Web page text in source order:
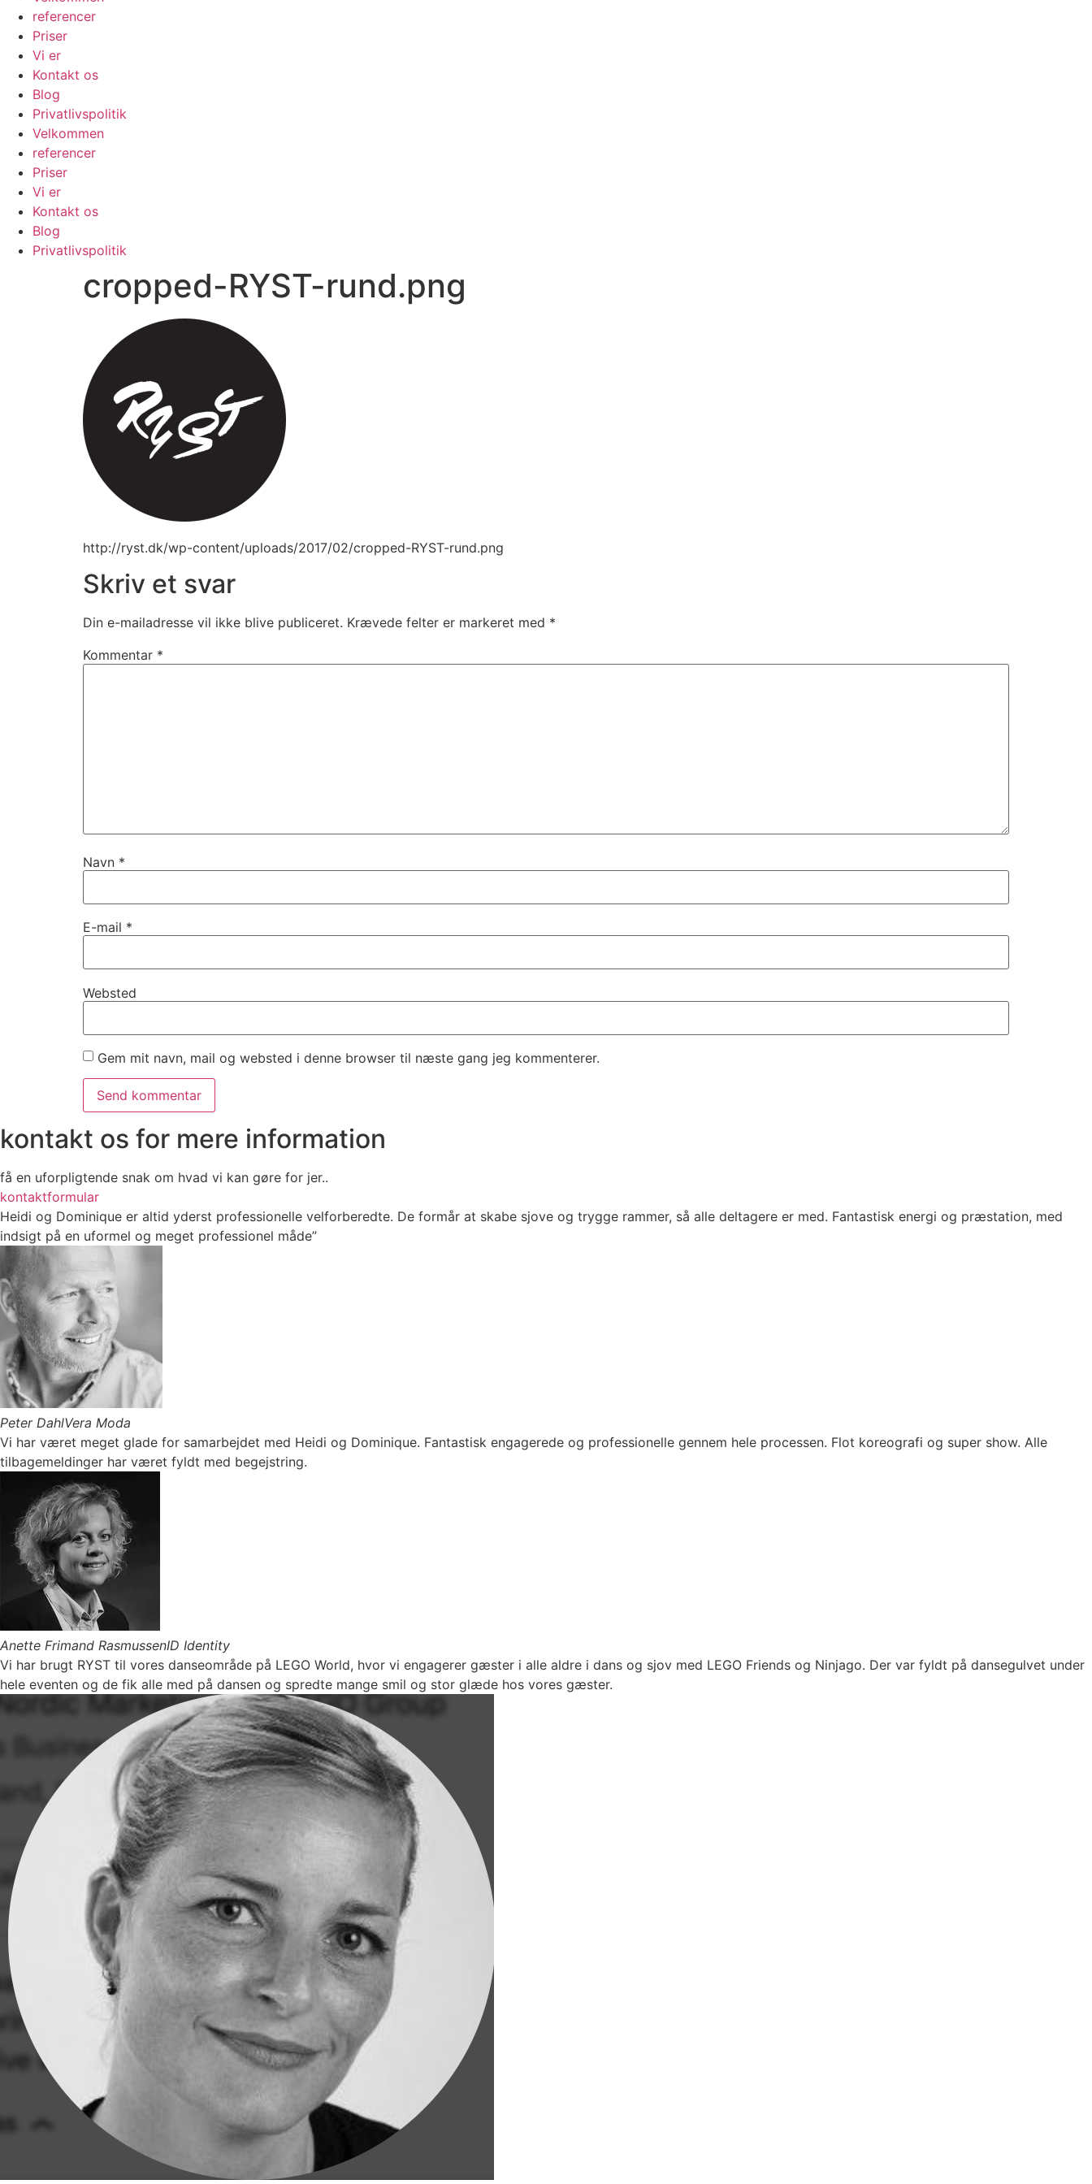
referencer
Priser
Vi er
Kontakt os
Blog
Privatlivspolitik
Velkommen
referencer
Priser
Vi er
Kontakt os
Blog
Privatlivspolitik
cropped-RYST-rund.png
http://ryst.dk/wp-content/uploads/2017/02/cropped-RYST-rund.png
Skriv et svar
Din e-mailadresse vil ikke blive publiceret. Krævede felter er markeret med *
Kommentar *
Navn *
E-mail *
Websted
Gem mit navn, mail og websted i denne browser til næste gang jeg kommenterer.
kontakt os for mere information
få en uforpligtende snak om hvad vi kan gøre for jer..
kontaktformular
Heidi og Dominique er altid yderst professionelle velforberedte. De formår at skabe sjove og trygge rammer, så alle deltagere er med. Fantastisk energi og præstation, med
indsigt på en uformel og meget professionel måde”
Peter DahlVera Moda
Vi har været meget glade for samarbejdet med Heidi og Dominique. Fantastisk engagerede og professionelle gennem hele processen. Flot koreografi og super show. Alle
tilbagemeldinger har været fyldt med begejstring.
Anette Frimand RasmussenID Identity
Vi har brugt RYST til vores danseområde på LEGO World, hvor vi engagerer gæster i alle aldre i dans og sjov med LEGO Friends og Ninjago. Der var fyldt på dansegulvet under
hele eventen og de fik alle med på dansen og spredte mange smil og stor glæde hos vores gæster.